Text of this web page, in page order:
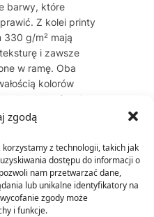
zgodą
z technologii, takich jak
dostępu do informacji o
nam przetwarzać dane,
lub unikalne identyfikatory na
zgody może
i funkcje.
barwy, które
Z kolei printy
330 g/m² mają
i zawsze
w ramę. Oba
kolorów
dla plakatów, do